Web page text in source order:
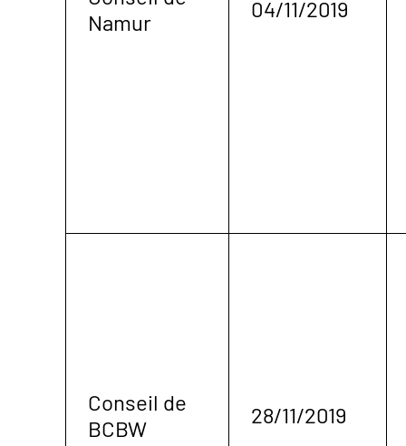
Namur
04/11/2019
Conseil de
BCBW
28/11/2019